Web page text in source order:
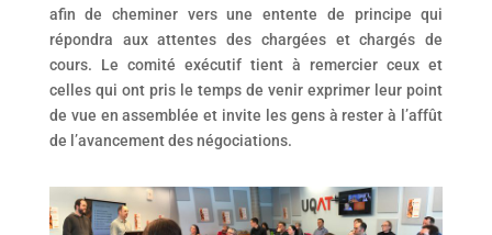
afin de cheminer vers une entente de principe qui
répondra aux attentes des chargées et chargés de
cours. Le comité exécutif tient à remercier ceux et
celles qui ont pris le temps de venir exprimer leur point
de vue en assemblée et invite les gens à rester à l’affût
de l’avancement des négociations.